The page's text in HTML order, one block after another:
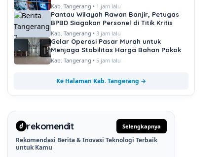
Kab. Tangerang • 1 jam lalu
Pantau Wilayah Rawan Banjir, Petugas
BPBD Siagakan Personel di Titik Kritis
Kab. Tangerang • 3 jam lalu
Gelar Operasi Pasar Murah untuk
Menjaga Stabilitas Harga Bahan Pokok
Kab. Tangerang • 5 jam lalu
Ke Halaman Kab. Tangerang →
d rekomendit Selengkapnya
Rekomendasi Berita & Inovasi Teknologi Terbaik
untuk Kamu